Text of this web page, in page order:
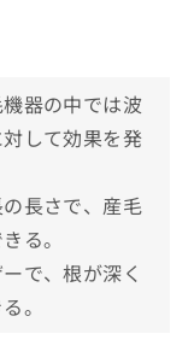
器の中では波
して効果を発
長さで、産毛
る。
で、根が深く
。